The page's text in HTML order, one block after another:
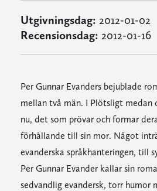
Utgivningsdag: 2012-01-02
Recensionsdag: 2012-01-16
Per Gunnar Evanders bejublade
mellan två män. I Plötsligt
nu, det som prövar och formar
förhållande till sin mor. Något
evanderska språkhanteringen, till
Per Gunnar Evander kallar sin
sedvandlig evandersk, torr humor